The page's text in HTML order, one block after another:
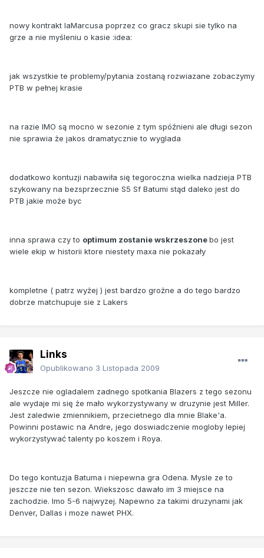
nowy kontrakt laMarcusa poprzez co gracz skupi sie tylko na
grze a nie myśleniu o kasie :idea:
jak wszystkie te problemy/pytania zostaną rozwiazane zobaczymy
PTB w pełnej krasie
na razie IMO są mocno w sezonie z tym spóźnieni ale długi sezon
nie sprawia że jakos dramatycznie to wyglada
dodatkowo kontuzji nabawiła się tegoroczna wielka nadzieja PTB
szykowany na bezsprzecznie S5 Sf Batumi stąd daleko jest do
PTB jakie może byc
inna sprawa czy to optimum zostanie wskrzeszonebo jest
wiele ekip w historii ktore niestety maxa nie pokazały
kompletne ( patrz wyżej ) jest bardzo grożne a do tego bardzo
dobrze matchupuje sie z Lakers
Links
Opublikowano 3 Listopada 2009
Jeszcze nie ogladalem zadnego spotkania Blazers z tego sezonu
ale wydaje mi się że mało wykorzystywany w druzynie jest Miller.
Jest zaledwie zmiennikiem, przecietnego dla mnie Blake'a.
Powinni postawic na Andre, jego doswiadczenie mogloby lepiej
wykorzystywać talenty po koszem i Roya.
Do tego kontuzja Batuma i niepewna gra Odena. Mysle ze to
jeszcze nie ten sezon. Wiekszosc dawało im 3 miejsce na
zachodzie. Imo 5-6 najwyzej. Napewno za takimi druzynami jak
Denver, Dallas i moze nawet PHX.